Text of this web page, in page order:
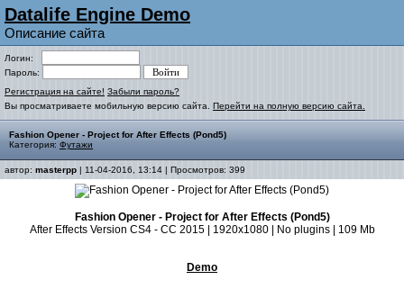
Datalife Engine Demo
Описание сайта
Логин:
Пароль:
Регистрация на сайте! Забыли пароль?
Вы просматриваете мобильную версию сайта. Перейти на полную версию сайта.
Fashion Opener - Project for After Effects (Pond5)
Категория: Футажи
автор: masterpp | 11-04-2016, 13:14 | Просмотров: 399
Fashion Opener - Project for After Effects (Pond5)
After Effects Version CS4 - CC 2015 | 1920x1080 | No plugins | 109 Mb
Demo